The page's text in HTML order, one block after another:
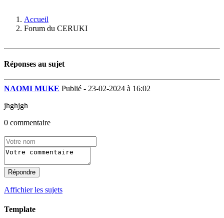
Accueil
Forum du CERUKI
Réponses au sujet
NAOMI MUKE Publié - 23-02-2024 à 16:02
jhghjgh
0 commentaire
Affichier les sujets
Template